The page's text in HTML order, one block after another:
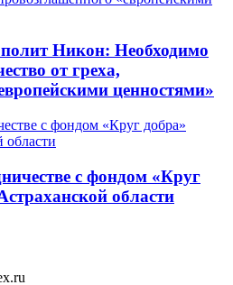
Никон: Необходимо
от греха,
ценностями»
с фондом «Круг
области